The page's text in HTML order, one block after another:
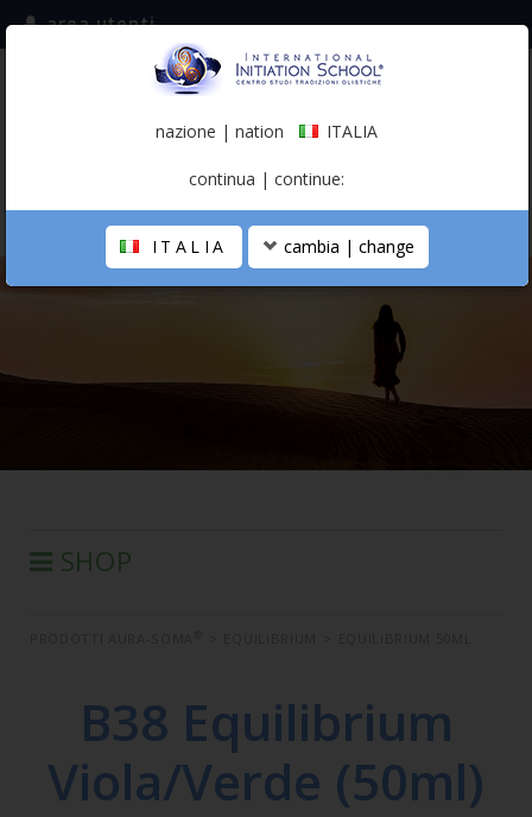
iscriviti alla mailing list
(italiano)
area utenti
LA SCUOLA
SHOP
SEMINARI IN DIFFERITA
LIBRI
B38 Equilibrium
Viola/Verde (50ml)
nazione | nation ITALIA
continua | continue:
ITALIA cambia | change